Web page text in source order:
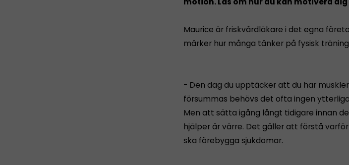
Maurice är friskvårdläkare i det egna
märker hur många tänker på fysisk
- Den dag du upptäcker att du har
försummas behövs det ofta ingen
Men att sätta igång långt tidigare innan
hjälper är värre. Det gäller att förstå
ska förebygga sjukdomar.